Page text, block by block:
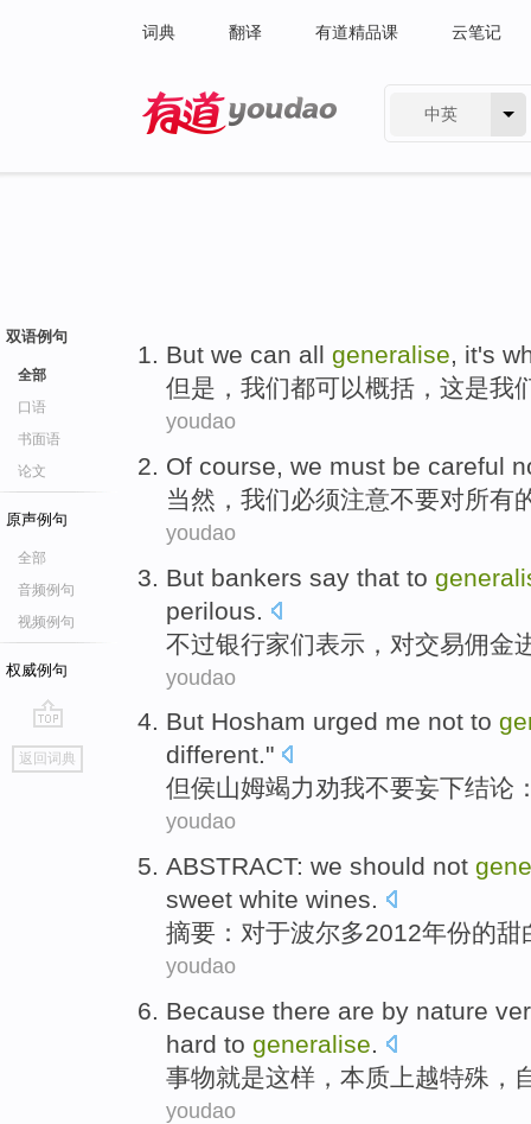
词典 翻译 有道精品课 云笔记
中英
双语例句
全部
口语
书面语
论文
原声例句
全部
音频例句
视频例句
权威例句
go
top
返回词典
But we can all generalise, it's
但是 ， 我们都可以概括 ， 这是我
youdao
Of course, we must be careful
当然 ， 我们必须注意不要对所有
youdao
But bankers say that to
perilous
不过银行家们表示 ， 对交易佣金
youdao
But Hosham urged me not to
different."
但侯山姆竭力劝我不要妄下结论
youdao
ABSTRACT: we should not
sweet white wines.
摘要 ：对于波尔多2012年份的甜
youdao
Because there are by nature
hard to generalise.
事物就是这样， 本质 上越特殊 ，
youdao